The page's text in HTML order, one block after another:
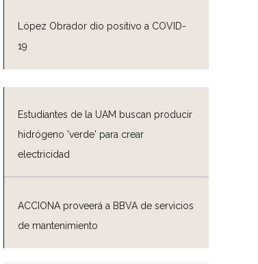
López Obrador dio positivo a COVID-
19
Estudiantes de la UAM buscan producir
hidrógeno 'verde' para crear
electricidad
ACCIONA proveerá a BBVA de servicios
de mantenimiento